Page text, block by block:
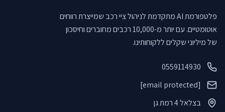
פלטפורמת AI מתקדמת לניהול ציי רכב שמייצרת רווחים
אוטומטיים. עם יותר מ-10,000 רכבים מחוברים וחיסכון
של מיליוני שקלים ללקוחותינו.
0559114930
[email protected]
בצלאל 4 רמת גן